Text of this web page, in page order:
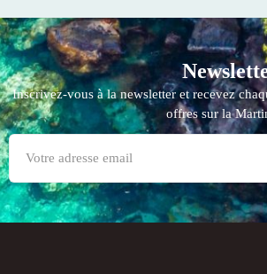
Inscrivez-vous à la newsletter et recevez
offres sur la